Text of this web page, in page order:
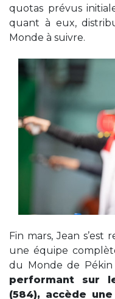
quotas prévus
quant à eux,
Monde à suivre.
Fin mars, Jean s’est
une équipe
du Monde de Pékin
performant sur
(584), accède